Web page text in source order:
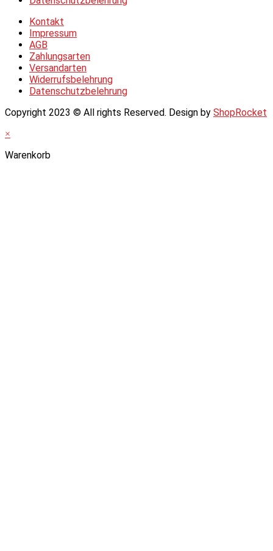
Kontakt
Impressum
AGB
Zahlungsarten
Versandarten
Widerrufsbelehrung
Datenschutzbelehrung
Copyright 2023 © All rights Reserved. Design by ShopRocket
×
Warenkorb